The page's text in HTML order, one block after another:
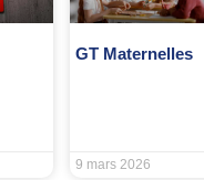
GT Maternelles
9 mars 2026